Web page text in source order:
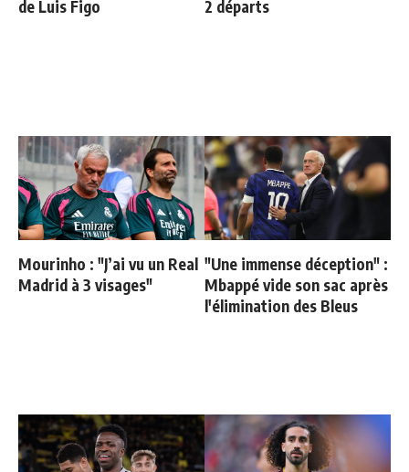
de Luis Figo 2 départs
Mourinho : "J’ai vu un Real
Madrid à 3 visages"
"Une immense déception" :
Mbappé vide son sac après
l'élimination des Bleus